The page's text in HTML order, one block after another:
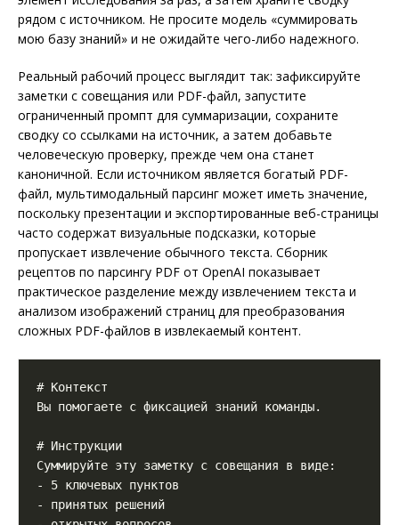
рядом с источником. Не просите модель «суммировать
мою базу знаний» и не ожидайте чего-либо надежного.
Реальный рабочий процесс выглядит так: зафиксируйте
заметки с совещания или PDF-файл, запустите
ограниченный промпт для суммаризации, сохраните
сводку со ссылками на источник, а затем добавьте
человеческую проверку, прежде чем она станет
каноничной. Если источником является богатый PDF-
файл, мультимодальный парсинг может иметь значение,
поскольку презентации и экспортированные веб-страницы
часто содержат визуальные подсказки, которые
пропускает извлечение обычного текста. Сборник
рецептов по парсингу PDF от OpenAI показывает
практическое разделение между извлечением текста и
анализом изображений страниц для преобразования
сложных PDF-файлов в извлекаемый контент.